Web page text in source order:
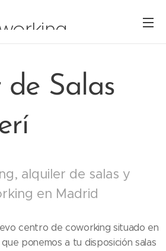
Salas
alquiler de salas y
en Madrid
centro de coworking situado en
ponemos a tu disposición salas